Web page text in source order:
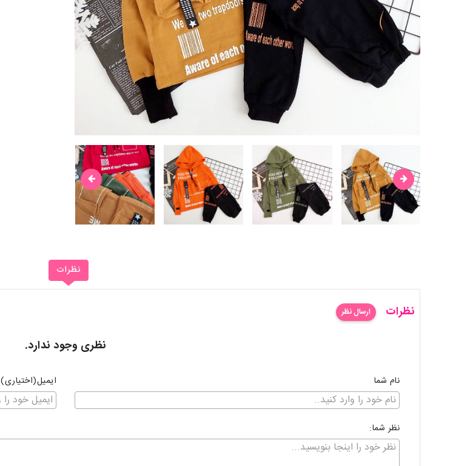
نظرات
نظرات ارسال نظر
نظری وجود ندارد.
نام شما ایمیل(اختیاری)
نظر شما: